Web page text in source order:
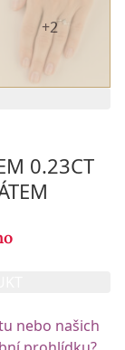
+2
0.23CT
nebo našich